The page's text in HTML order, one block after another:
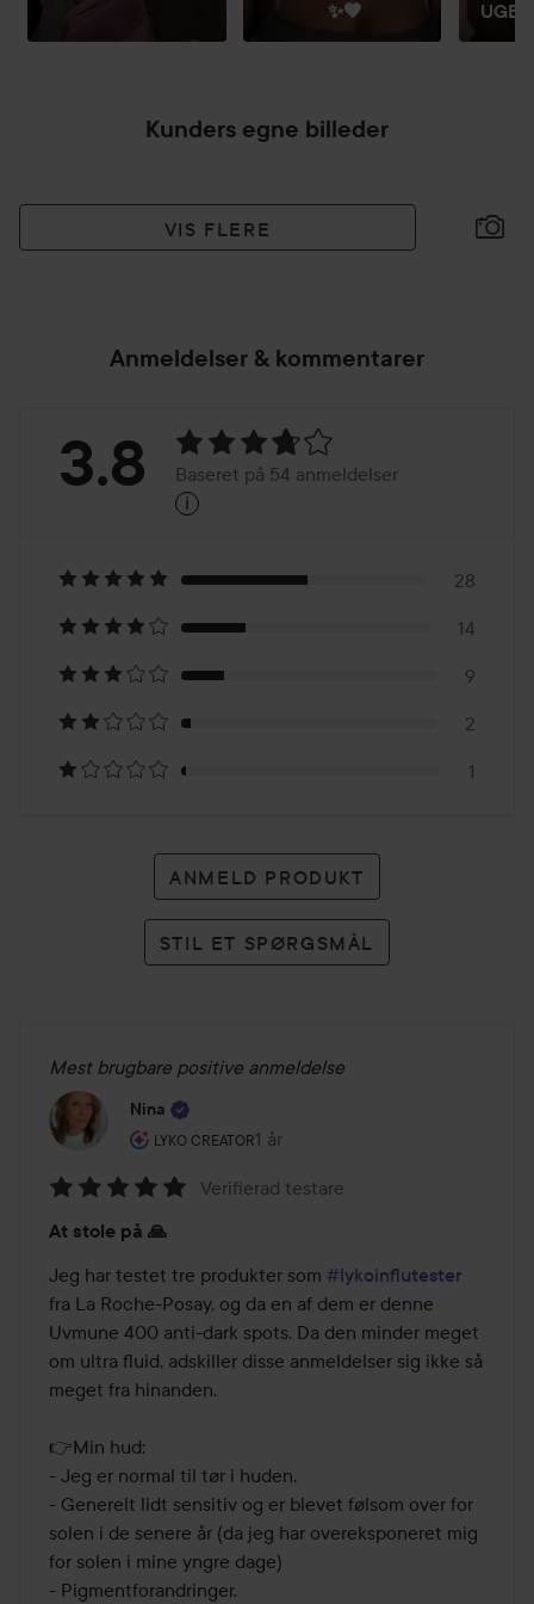
✨🤎
Kunders egne billeder
VIS FLERE
Anmeldelser & kommentarer
Bedømmelse:
Baseret
på
54
anmeldelser
3.8 Baseret på 54 anmeldelser
i
28
14
9
2
1
ANMELD PRODUKT
STIL ET SPØRGSMÅL
Mest brugbare positive anmeldelse
Nina
LYKO CREATOR
Brugerens rolle: Lyko Creator.
1 år
Posten blev oprettet 1 år
5
ud
af
5
Verifierad testare
At stole på 🙏
Jeg har testet tre produkter som #lykoinflutester
fra La Roche-Posay, og da en af dem er denne
Uvmune 400 anti-dark spots. Da den minder meget
om ultra fluid, adskiller disse anmeldelser sig ikke så
meget fra hinanden.
👉Min hud:
- Jeg er normal til tør i huden.
- Generelt lidt sensitiv og er blevet følsom over for
solen i de senere år (da jeg har overeksponeret mig
for solen i mine yngre dage)
- Pigmentforandringer.